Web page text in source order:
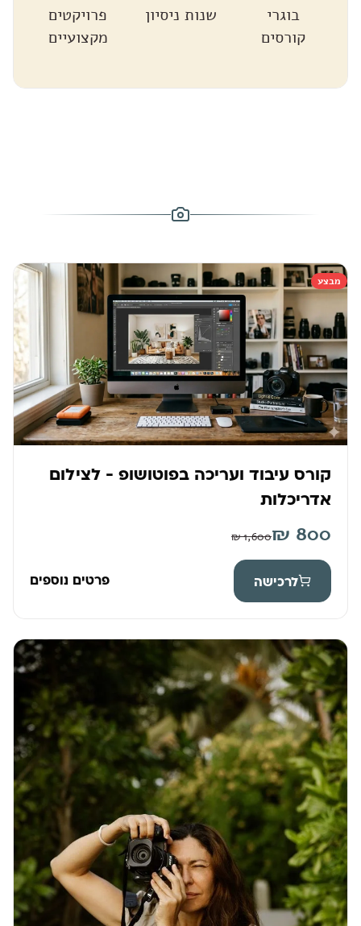
בוגרי
קורסים
שנות ניסיון
פרויקטים
מקצועיים
מבצע
קורס עיבוד ועריכה בפוטושופ - לצילום
אדריכלות
800
₪
1,600
₪
לרכישה פרטים נוספים